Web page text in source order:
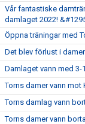
Vår fantastiske
damlaget 2022!
Öppna träningar med
Det blev förlust i
Damlaget vann med 3-
Torns damer vann mot
Torns damlag vann
Torns damer vann